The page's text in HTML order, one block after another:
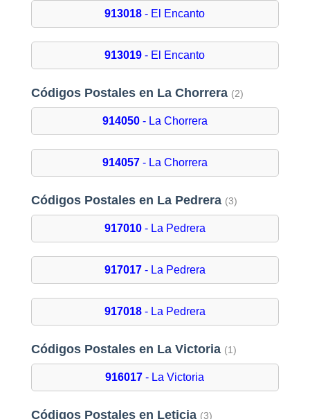
913018 - El Encanto
913019 - El Encanto
Códigos Postales en La Chorrera (2)
914050- La Chorrera
914057- La Chorrera
Códigos Postales en La Pedrera (3)
917010- La Pedrera
917017- La Pedrera
917018- La Pedrera
Códigos Postales en La Victoria (1)
916017 - La Victoria
Códigos Postales en Leticia (3)